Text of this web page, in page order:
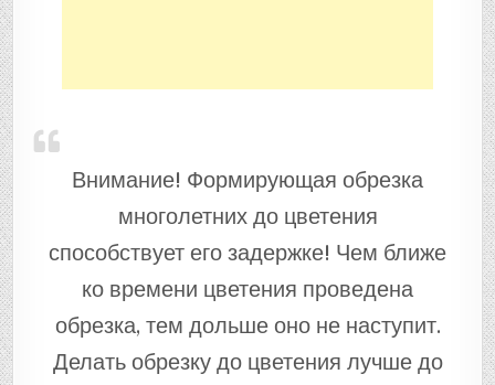
Внимание! Формирующая обрезка
многолетних до цветения
способствует его задержке! Чем ближе
ко времени цветения проведена
обрезка, тем дольше оно не наступит.
Делать обрезку до цветения лучше до